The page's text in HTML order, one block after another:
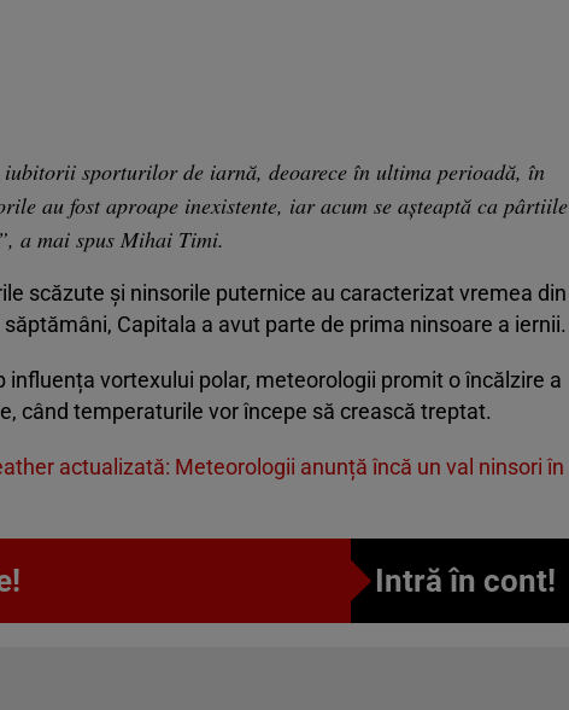
iubitorii sporturilor de iarnă, deoarece în ultima perioadă, în
au fost aproape inexistente, iar acum se așteaptă ca pârtiile
a mai spus Mihai Timi.
scăzute și ninsorile puternice au caracterizat vremea din
Capitala a avut parte de prima ninsoare a iernii.
influența vortexului polar, meteorologii promit o încălzire a
când temperaturile vor începe să crească treptat.
actualizată: Meteorologii anunță încă un val ninsori în
Intră în cont!